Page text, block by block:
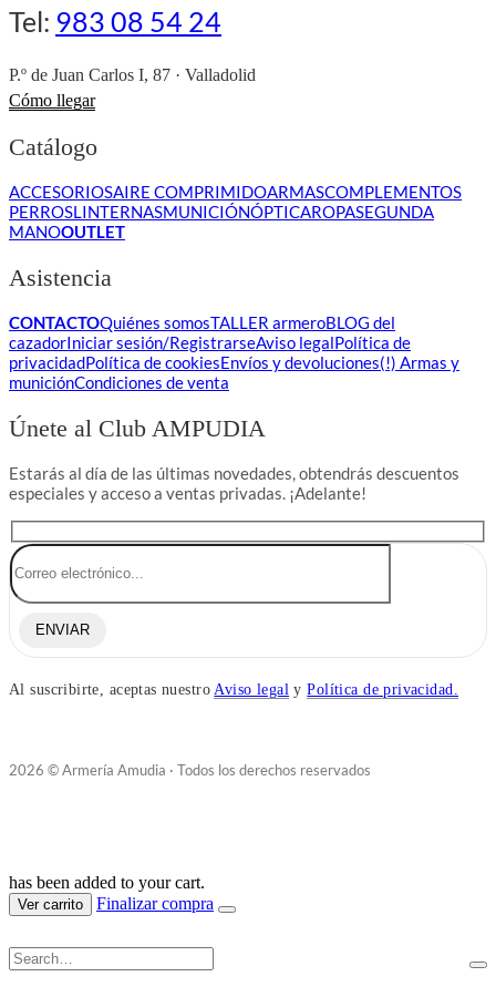
Tel: 983 08 54 24
P.º de Juan Carlos I, 87 · Valladolid
Cómo llegar
Catálogo
ACCESORIOSAIRE COMPRIMIDOARMASCOMPLEMENTOS
PERROSLINTERNASMUNICIÓNÓPTICAROPASEGUNDA
MANOOUTLET
Asistencia
CONTACTOQuiénes somosTALLER armeroBLOG del
cazadorIniciar sesión/RegistrarseAviso legalPolítica de
privacidadPolítica de cookiesEnvíos y devoluciones(!) Armas y
municiónCondiciones de venta
Únete al Club AMPUDIA
Estarás al día de las últimas novedades, obtendrás descuentos
especiales y acceso a ventas privadas. ¡Adelante!
ENVIAR
Al suscribirte, aceptas nuestro Aviso legal yPolítica de privacidad.
2026 © Armería Amudia · Todos los derechos reservados
has been added to your cart.
Ver carrito Finalizar compra